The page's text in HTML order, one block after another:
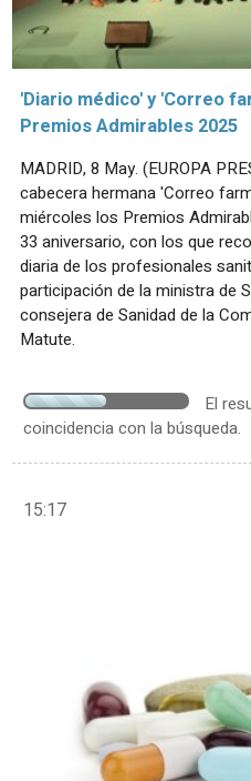
'Diario médico' y 'Correo
Premios Admirables 2025
MADRID, 8 May. (EUROPA
cabecera hermana 'Correo
miércoles los Premios
33 aniversario, con los que
diaria de los profesionales
participación de la ministra de
consejera de Sanidad de la
Matute.
El
coincidencia con la búsqueda.
15:17